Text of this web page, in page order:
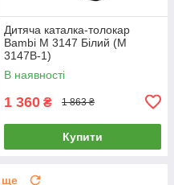
Дитяча каталка-толокар
Bambi M 3147 Білий (M
3147B-1)
В наявності
1 360 ₴ 1 863 ₴
Купити
ще